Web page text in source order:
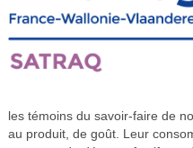
les témoins du savoir-faire de
au produit, de goût. Leur